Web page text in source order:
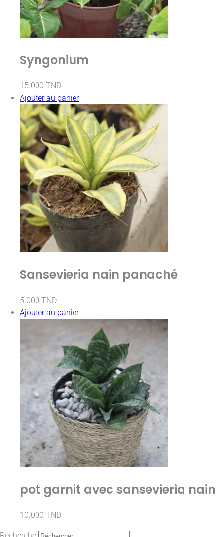
Syngonium
15.000 TND
Ajouter au panier
Sansevieria nain panaché
5.000 TND
Ajouter au panier
pot garnit avec sansevieria nain
10.000 TND
Rechercher